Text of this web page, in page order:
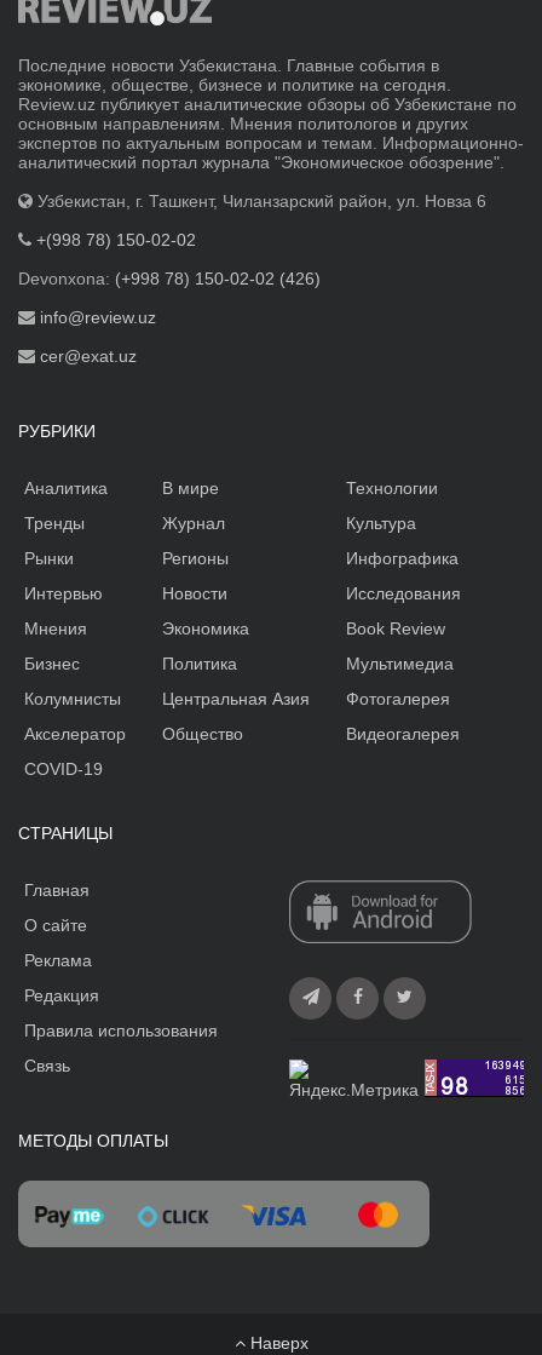
Последние новости Узбекистана. Главные события в
экономике, обществе, бизнесе и политике на сегодня.
Review.uz публикует аналитические обзоры об Узбекистане по
основным направлениям. Мнения политологов и других
экспертов по актуальным вопросам и темам. Информационно-
аналитический портал журнала "Экономическое обозрение".
Узбекистан, г. Ташкент, Чиланзарский район, ул. Новза 6
+(998 78) 150-02-02
Devonxona: (+998 78) 150-02-02 (426)
info@review.uz
cer@exat.uz
РУБРИКИ
Аналитика
Тренды
Рынки
Интервью
Мнения
Бизнес
Колумнисты
Акселератор
В мире
Журнал
Регионы
Новости
Экономика
Политика
Центральная Азия
Общество
Технологии
Культура
Инфографика
Исследования
Book Review
Мультимедиа
Фотогалерея
Видеогалерея
COVID-19
СТРАНИЦЫ
Главная
О сайте
Реклама
Редакция
Правила использования
Связь
МЕТОДЫ ОПЛАТЫ
Наверх